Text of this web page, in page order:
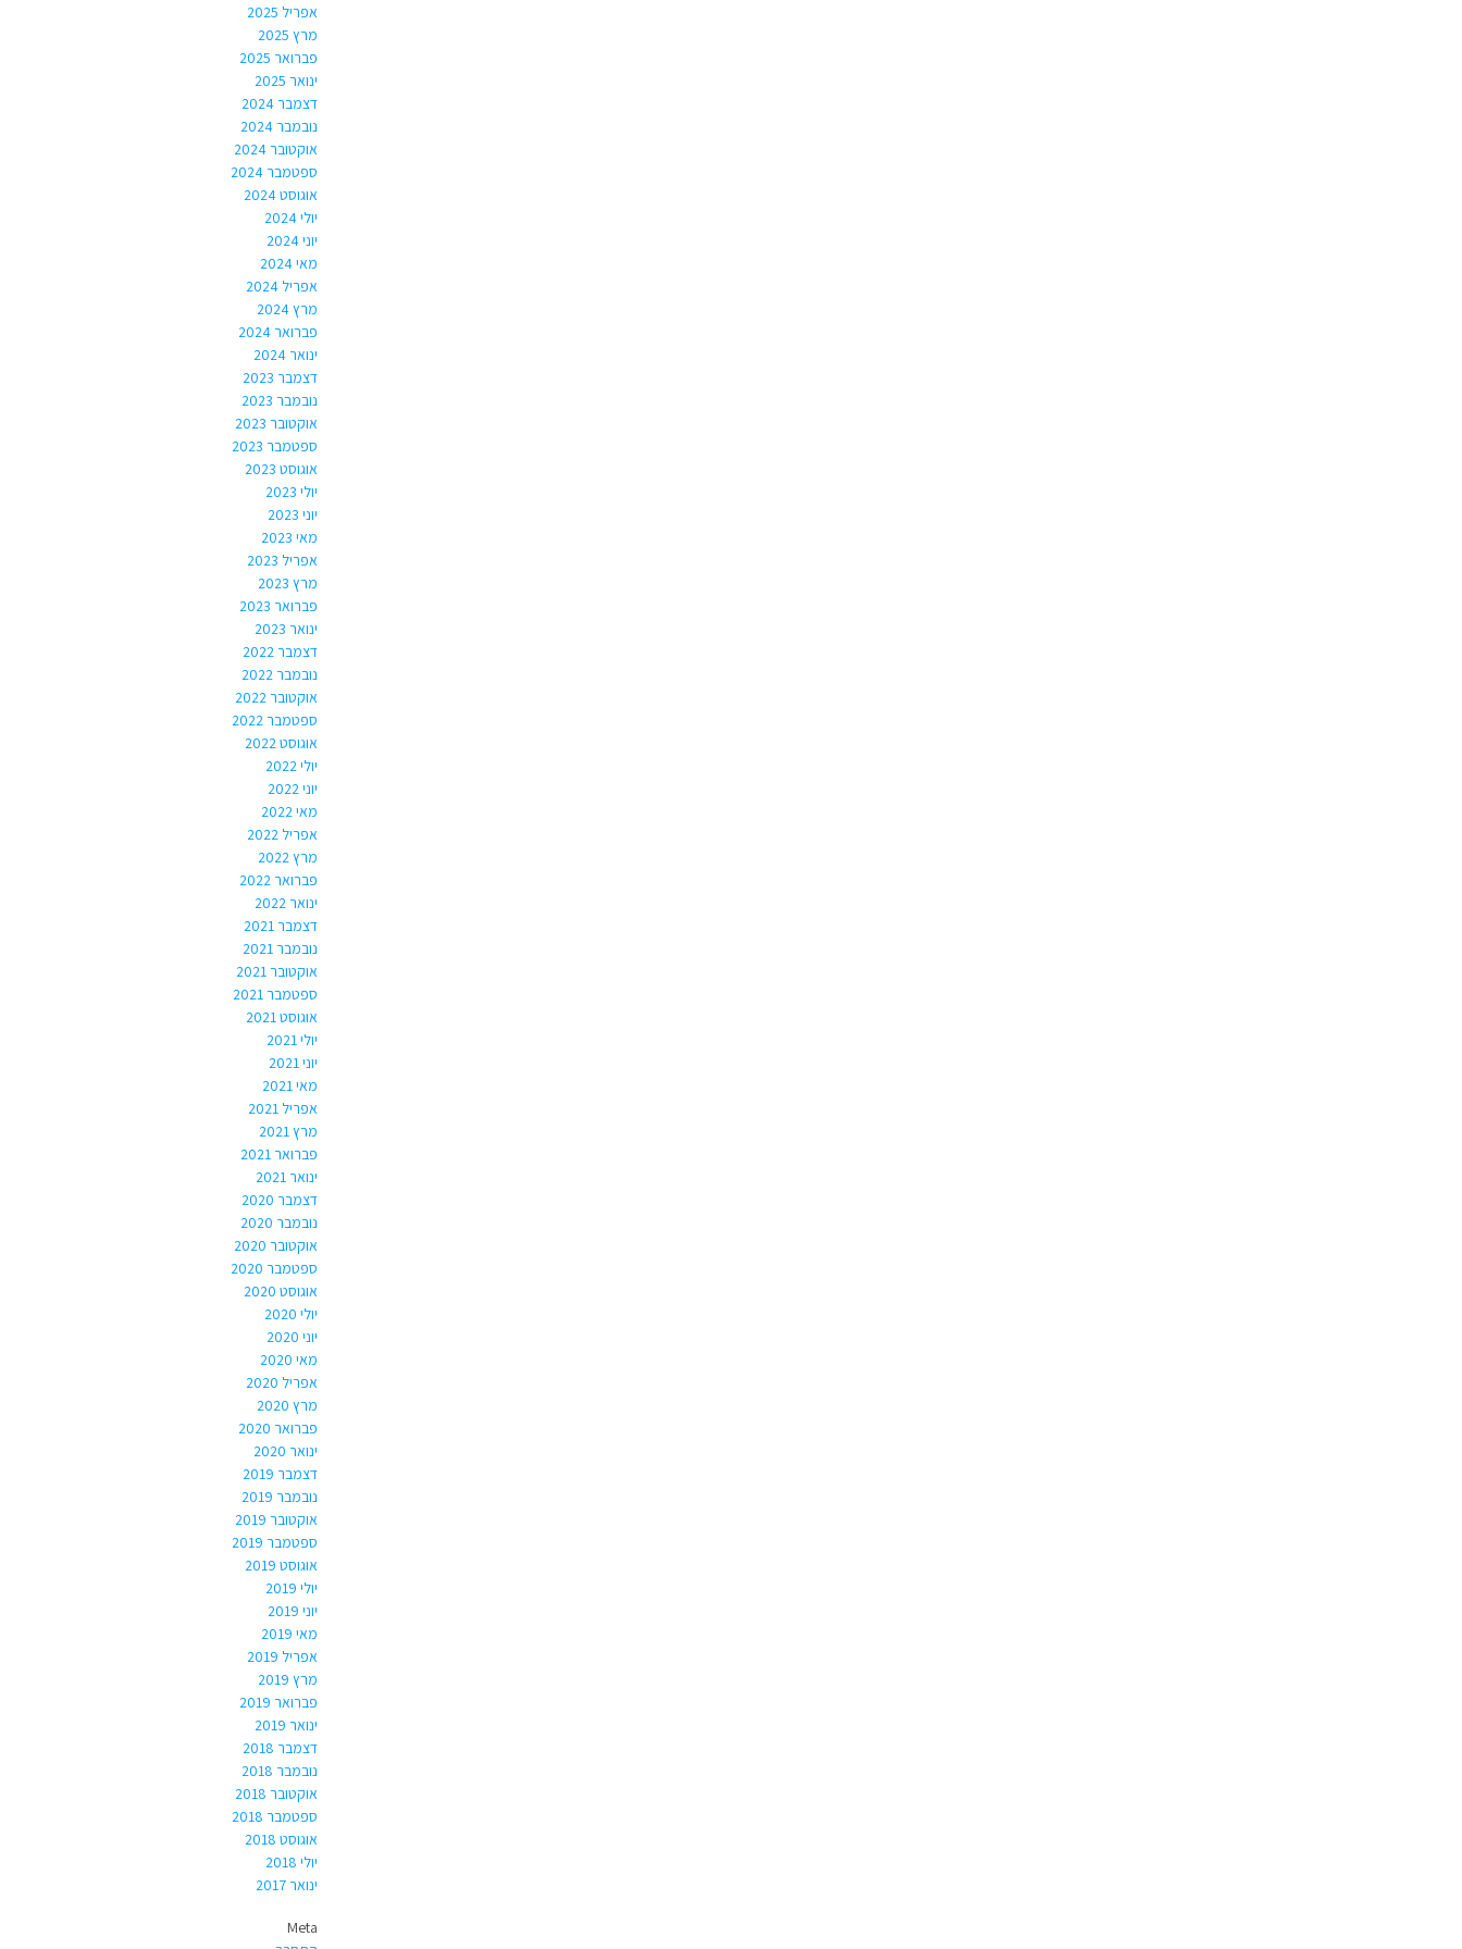
אפריל 2025
מרץ 2025
פברואר 2025
ינואר 2025
דצמבר 2024
נובמבר 2024
אוקטובר 2024
ספטמבר 2024
אוגוסט 2024
יולי 2024
יוני 2024
מאי 2024
אפריל 2024
מרץ 2024
פברואר 2024
ינואר 2024
דצמבר 2023
נובמבר 2023
אוקטובר 2023
ספטמבר 2023
אוגוסט 2023
יולי 2023
יוני 2023
מאי 2023
אפריל 2023
מרץ 2023
פברואר 2023
ינואר 2023
דצמבר 2022
נובמבר 2022
אוקטובר 2022
ספטמבר 2022
אוגוסט 2022
יולי 2022
יוני 2022
מאי 2022
אפריל 2022
מרץ 2022
פברואר 2022
ינואר 2022
דצמבר 2021
נובמבר 2021
אוקטובר 2021
ספטמבר 2021
אוגוסט 2021
יולי 2021
יוני 2021
מאי 2021
אפריל 2021
מרץ 2021
פברואר 2021
ינואר 2021
דצמבר 2020
נובמבר 2020
אוקטובר 2020
ספטמבר 2020
אוגוסט 2020
יולי 2020
יוני 2020
מאי 2020
אפריל 2020
מרץ 2020
פברואר 2020
ינואר 2020
דצמבר 2019
נובמבר 2019
אוקטובר 2019
ספטמבר 2019
אוגוסט 2019
יולי 2019
יוני 2019
מאי 2019
אפריל 2019
מרץ 2019
פברואר 2019
ינואר 2019
דצמבר 2018
נובמבר 2018
אוקטובר 2018
ספטמבר 2018
אוגוסט 2018
יולי 2018
ינואר 2017
Meta